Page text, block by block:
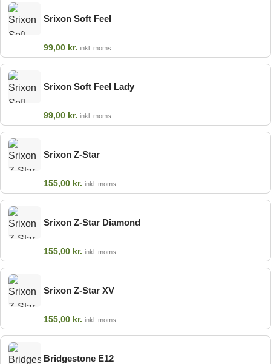
Srixon Soft Feel
99,00 kr. inkl. moms
Srixon Soft Feel Lady
99,00 kr. inkl. moms
Srixon Z-Star
155,00 kr. inkl. moms
Srixon Z-Star Diamond
155,00 kr. inkl. moms
Srixon Z-Star XV
155,00 kr. inkl. moms
Bridgestone E12